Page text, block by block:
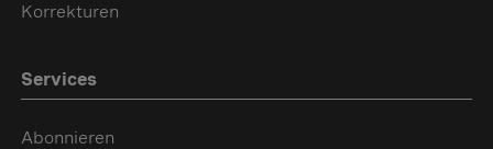
Korrekturen
Services
Abonnieren